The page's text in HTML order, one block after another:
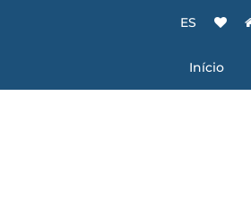
ES
Início